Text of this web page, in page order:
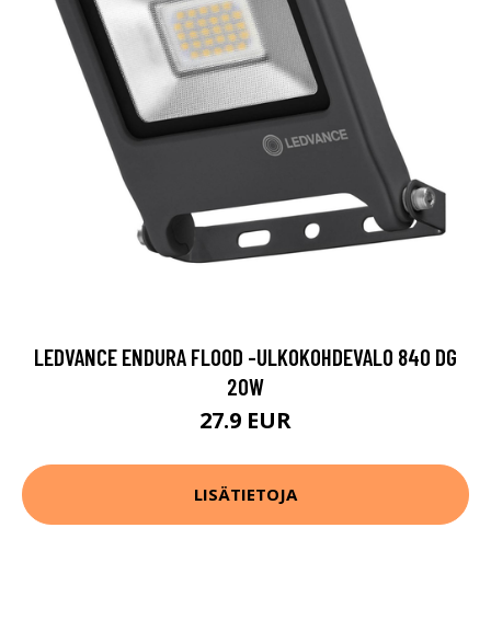
LEDVANCE ENDURA FLOOD -ULKOKOHDEVALO 840 DG
20W
27.9 EUR
LISÄTIETOJA